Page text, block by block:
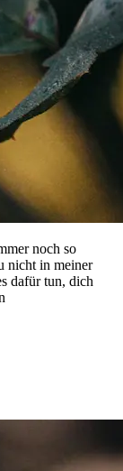
noch so
nicht in meiner
dafür tun, dich